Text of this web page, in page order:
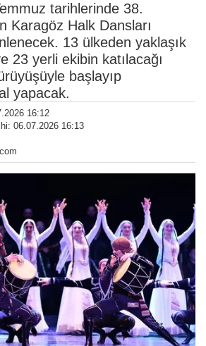
tarihlerinde 38.
Karagöz Halk Dansları
13 ülkeden yaklaşık
23 yerli ekibin katılacağı
başlayıp
yapacak.
16:12
06.07.2026 16:13